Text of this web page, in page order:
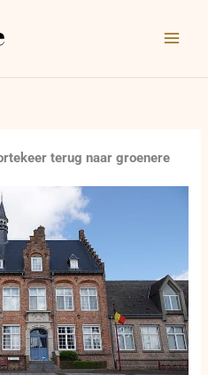
terug naar groenere